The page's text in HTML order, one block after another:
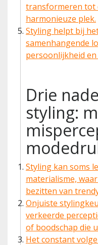
transformeren tot
harmonieuze plek.
Styling helpt bij
samenhangende
persoonlijkheid en
Drie
styling:
Styling kan soms
materialisme,
bezitten van
Onjuiste
verkeerde
of boodschap die
Het constant